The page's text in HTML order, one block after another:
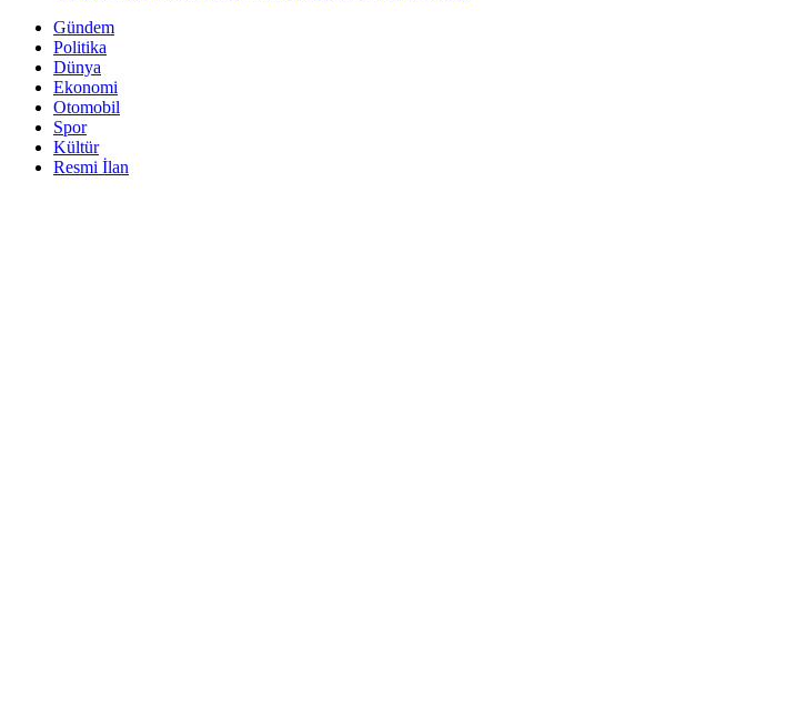
Gündem
Politika
Dünya
Ekonomi
Otomobil
Spor
Kültür
Resmi İlan